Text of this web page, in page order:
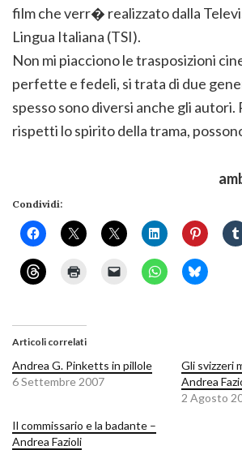
film che verr� realizzato dalla
Lingua Italiana (TSI).
Non mi piacciono le trasposizioni
perfette e fedeli, si trata di due
spesso sono diversi anche gli
rispetti lo spirito della trama,
Condividi:
Articoli correlati
Andrea G. Pinketts in pillole
6 Settembre 2007
Gli svizzeri
Andrea
2 Agosto
Il commissario e la badante –
Andrea Fazioli